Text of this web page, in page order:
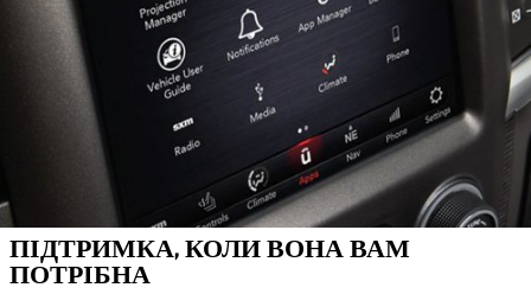
ПІДТРИМКА, КОЛИ ВОНА ВАМ
ПОТРІБНА